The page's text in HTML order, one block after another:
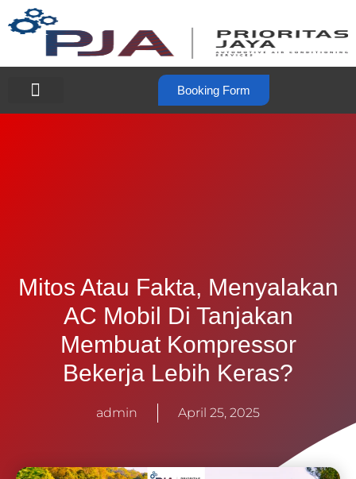
Booking Form
Mitos Atau Fakta, Menyalakan
AC Mobil Di Tanjakan
Membuat Kompressor
Bekerja Lebih Keras?
admin April 25, 2025